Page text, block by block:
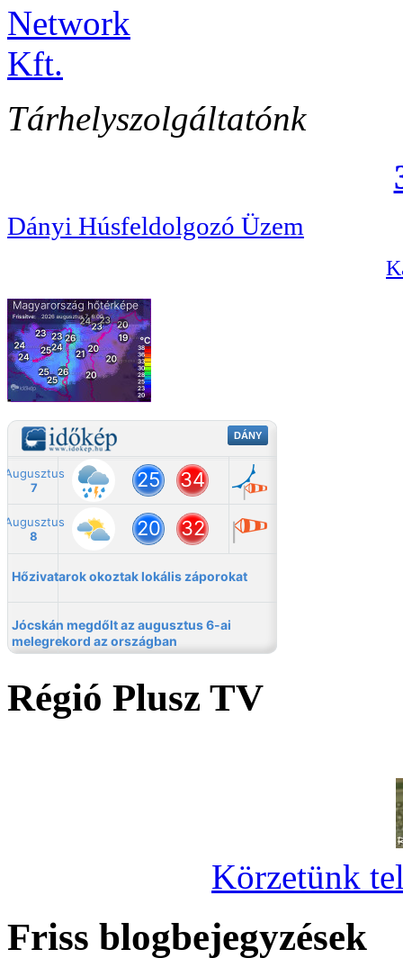
Tárhelyszolgáltatónk
Dányi Húsfeldolgozó Üzem
Régió Plusz TV
Körzetünk
Friss blogbejegyzések